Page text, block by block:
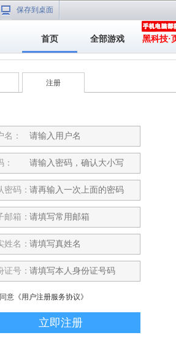
保存到桌面
首页 全部游戏 黑科技·
注册
名：
：
密码：
邮箱：
姓名：
证号：
同意 《用户注册服务协议》